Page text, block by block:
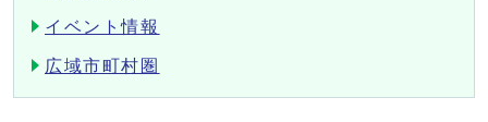
イベント情報
広域市町村圏